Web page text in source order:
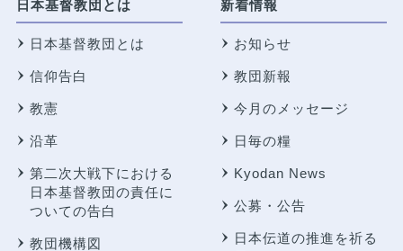
日本基督教団とは
日本基督教団とは
信仰告白
教憲
沿革
第二次大戦下における
日本基督教団の責任に
ついての告白
教団機構図
新着情報
お知らせ
教団新報
今月のメッセージ
日毎の糧
Kyodan News
公募・公告
日本伝道の推進を祈る